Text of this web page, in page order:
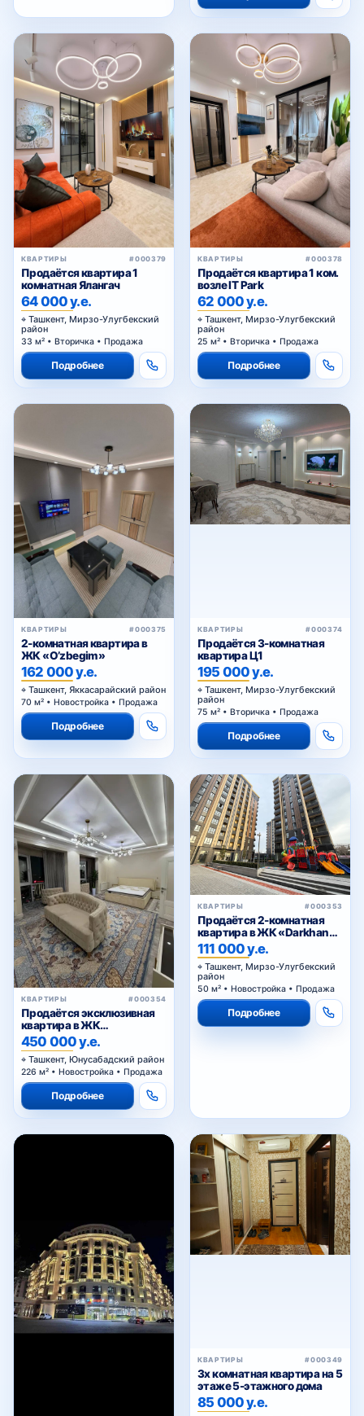
КВАРТИРЫ #000379
Продаётся квартира 1
комнатная Ялангач
64 000 у.е.
Ташкент, Мирзо-Улугбекский
район
33 м² • Вторичка • Продажа
Подробнее
КВАРТИРЫ #000378
Продаётся квартира 1 ком.
возле IT Park
62 000 у.е.
Ташкент, Мирзо-Улугбекский
район
25 м² • Вторичка • Продажа
Подробнее
КВАРТИРЫ #000375
2-комнатная квартира в
ЖК «O’zbegim»
162 000 у.е.
Ташкент, Яккасарайский район
70 м² • Новостройка • Продажа
Подробнее
КВАРТИРЫ #000374
Продаётся 3-комнатная
квартира Ц1
195 000 у.е.
Ташкент, Мирзо-Улугбекский
район
75 м² • Вторичка • Продажа
Подробнее
КВАРТИРЫ #000354
Продаётся эксклюзивная
квартира в ЖК
«Megapolis»
450 000 у.е.
Ташкент, Юнусабадский район
226 м² • Новостройка • Продажа
Подробнее
КВАРТИРЫ #000353
Продаётся 2-комнатная
квартира в ЖК «Darkhan
Avenue»
111 000 у.е.
Ташкент, Мирзо-Улугбекский
район
50 м² • Новостройка • Продажа
Подробнее
КВАРТИРЫ #000349
3х комнатная квартира на 5
этаже 5-этажного дома
85 000 у.е.